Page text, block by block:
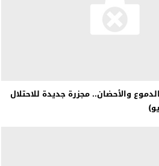
والأحضان.. مجزرة جديدة للاحتلال